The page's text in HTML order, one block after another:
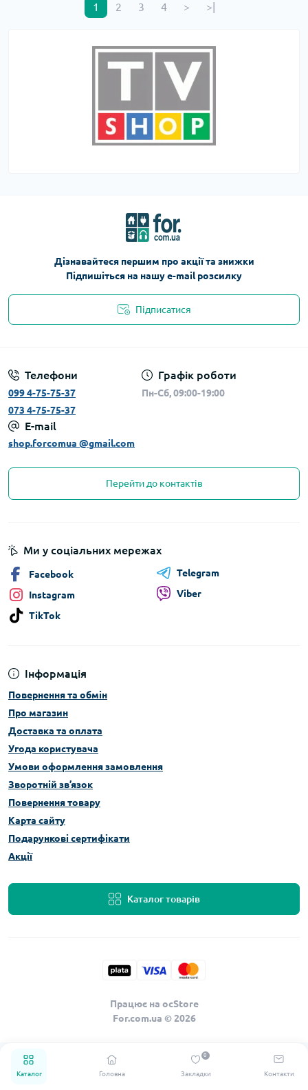
Каталог Головна Закладки
0
Контакти
1 2 3 4 > >|
Дізнавайтеся першим про акції та знижки
Підпишіться на нашу e-mail розсилку
Підписатися
Телефони
099 4-75-75-37
073 4-75-75-37
Графік роботи
Пн-Сб, 09:00-19:00
E-mail
shop.forcomua @gmail.com
Перейти до контактів
Інформація
Повернення та обмін
Про магазин
Доставка та оплата
Угода користувача
Умови оформлення замовлення
Зворотній зв’язок
Повернення товару
Карта сайту
Подарункові сертифікати
Акції
Каталог товарів
Ми у соціальних мережах
Facebook
Instagram
TikTok
Telegram
Viber
Працює на ocStore
For.com.ua © 2026